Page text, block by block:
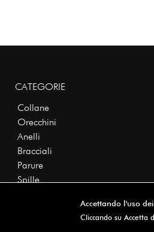
CATEGORIE
Collane
Orecchini
Anelli
Bracciali
Parure
Spille
Accettando l'uso
Cliccando su Accetta